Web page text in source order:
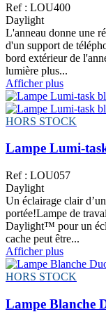
Ref : LOU400
Daylight
L'anneau donne une
d'un support de
bord extérieur de
lumière plus...
Afficher plus
HORS STOCK
Lampe Lumi-
Ref : LOU057
Daylight
Un éclairage clair
portée!Lampe de
Daylight™ pour un
cache peut être...
Afficher plus
HORS STOCK
Lampe Blanche